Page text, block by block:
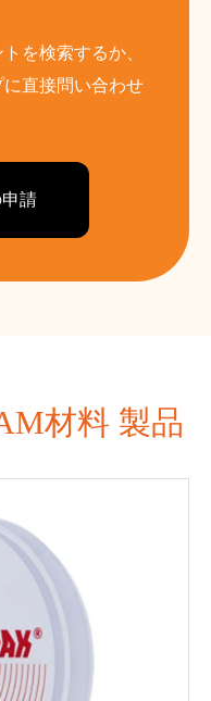
を検索するか、
直接問い合わせ
請
材料 製品